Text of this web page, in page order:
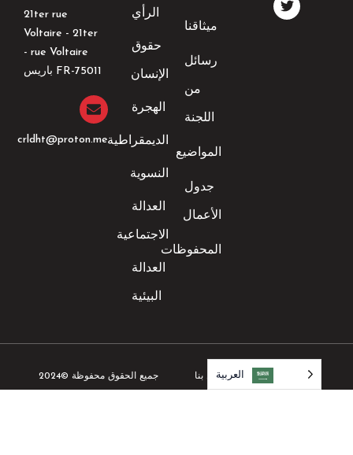
العربية‏
ت
ق
ت
ر
ميثاقنا
رسائل
من
اللجنة
المواضيع
جدول
الأعمال
المحفوظات
الرأي
حقوق
الإنسان
الهجرة
الديمقراطية
النسوية
العدالة
الاجتماعية
العدالة
البيئية
21ter rue
Voltaire - 21ter
rue Voltaire -
FR-75011 باريس
crldht@proton.me
الإشعارات القانونية اتصل بنا جميع الحقوق محفوظة ©2024 العربية‏